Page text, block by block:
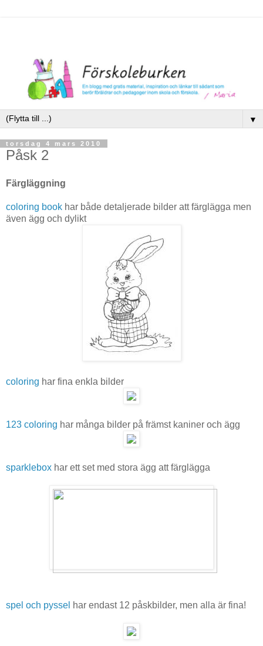
▼
torsdag 4 mars 2010
Påsk 2
Färgläggning
coloring book har både detaljerade bilder att färglägga men
även ägg och dylikt
coloring har fina enkla bilder
123 coloring har många bilder på främst kaniner och ägg
sparklebox har ett set med stora ägg att färglägga
spel och pyssel har endast 12 påskbilder, men alla är fina!